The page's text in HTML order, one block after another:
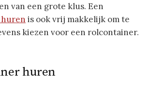
van een grote klus. Een
is ook vrij makkelijk om te
kiezen voor een rolcontainer.
huren